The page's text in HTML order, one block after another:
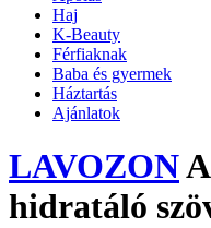
Haj
K-Beauty
Férfiaknak
Baba és gyermek
Háztartás
Ajánlatok
LAVOZON
hidratáló